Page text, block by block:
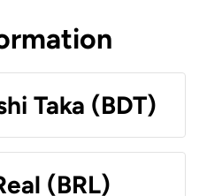
Taka (BDT)
(BRL)